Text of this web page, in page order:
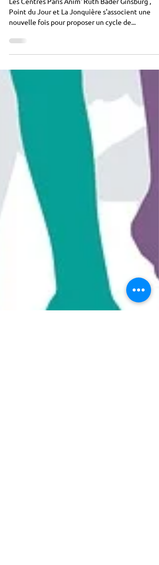
Cycle de Masterclass jeunes
compagnies
Les Centres Paris Anim' Ruth Bader Ginsburg ,